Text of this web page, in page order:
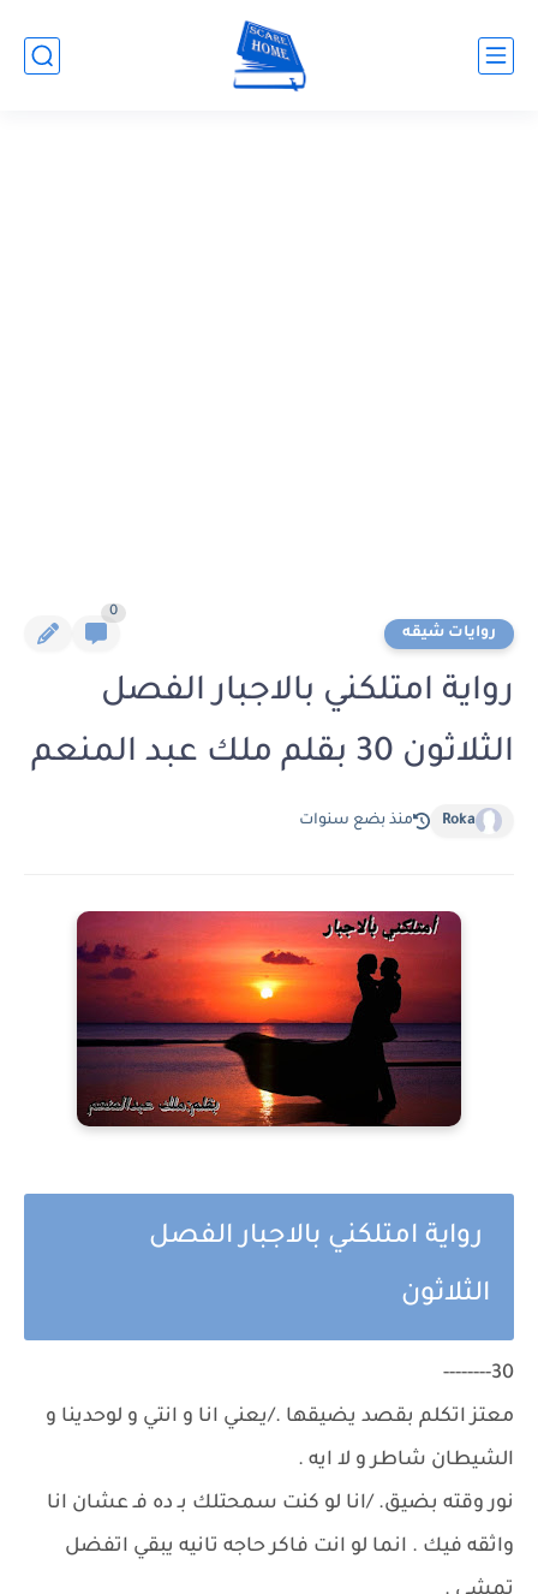
روايات شيقه
0
رواية امتلكني بالاجبار الفصل
الثلاثون 30 بقلم ملك عبد المنعم
Roka منذ بضع سنوات
رواية امتلكني بالاجبار الفصل
الثلاثون
30--------
معتز اتكلم بقصد يضيقها ./يعني انا و انتي و لوحدينا و
الشيطان شاطر و لا ايه .
نور وقته بضيق. /انا لو كنت سمحتلك بـ ده فـ عشان انا
واثقه فيك . انما لو انت فاكر حاجه تانيه يبقي اتفضل